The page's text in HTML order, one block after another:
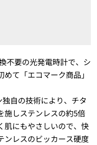
不要の光発電時計で、シ
て「エコマーク商品」
自の技術により、チタ
施しステンレスの約5倍
肌にもやさしいので、快
ンレスのビッカース硬度